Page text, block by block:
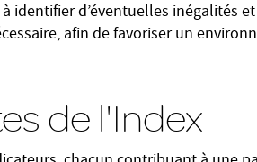
identifier d’éventuelles inégalités
afin de favoriser un
de l'Index